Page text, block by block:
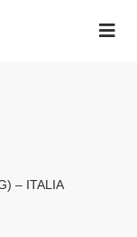
– ITALIA